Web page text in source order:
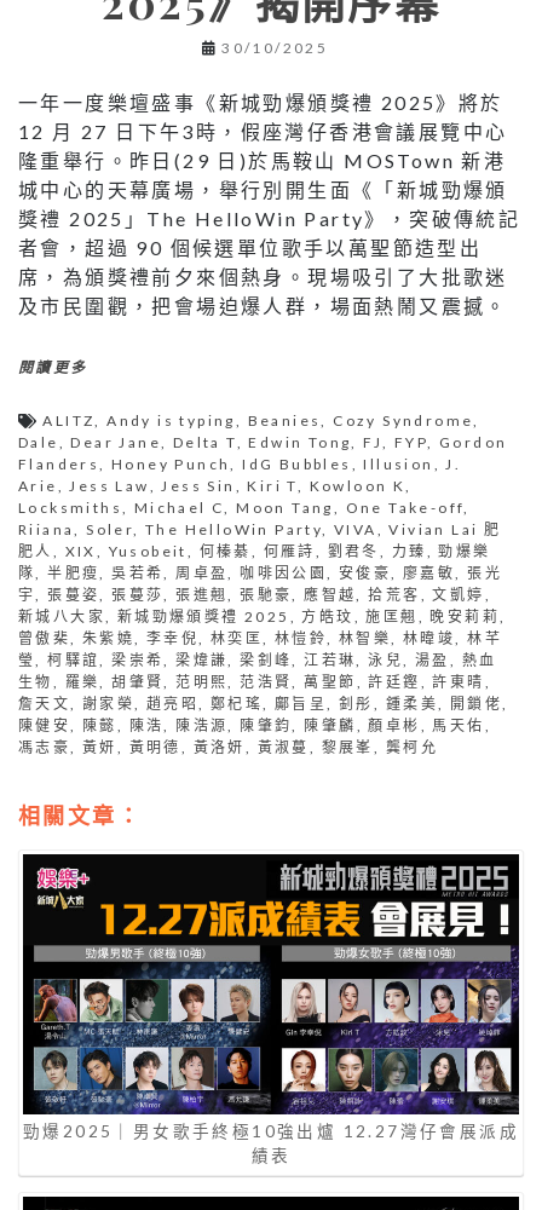
30/10/2025
一年一度樂壇盛事《新城勁爆頒獎禮 2025》將於
12 月 27 日下午3時，假座灣仔香港會議展覽中心
隆重舉行。昨日(29 日)於馬鞍山 MOSTown 新港
城中心的天幕廣場，舉行別開生面《「新城勁爆頒
獎禮 2025」The HelloWin Party》，突破傳統記
者會，超過 90 個候選單位歌手以萬聖節造型出
席，為頒獎禮前夕來個熱身。現場吸引了大批歌迷
及市民圍觀，把會場迫爆人群，場面熱鬧又震撼。
閱讀更多
ALITZ,Andy is typing , Beanies, Cozy Syndrome,
Dale ,Dear Jane, Delta T,Edwin Tong,FJ, FYP, Gordon
Flanders,Honey Punch,IdG Bubbles ,Illusion ,J.
Arie ,Jess Law ,Jess Sin ,Kiri T, Kowloon K,
Locksmiths, Michael C,Moon Tang , One Take-off,
Riiana,Soler,The HelloWin Party,VIVA ,Vivian Lai 肥
肥人 , XIX , Yusobeit , 何榛綦 , 何雁詩 , 劉君冬 , 力臻 ,勁爆樂
隊,半肥瘦,吳若希,周卓盈, 咖啡因公園,安俊豪,廖嘉敏,張光
宇,張蔓姿,張蔓莎,張進翹,張馳豪,應智越,拾荒客 ,文凱婷 ,
新城八大家, 新城勁爆頒獎禮 2025 ,方皓玟 ,施匡翹 , 晚安莉莉,
曾傲棐,朱紫嬈,李幸倪,林奕匡,林愷鈴,林智樂,林暐竣,林芊
瑩,柯驛誼,梁崇希,梁煒謙,梁釗峰,江若琳,泳兒, 湯盈 , 熱血
生物 , 羅樂,胡肇賢,范明熙,范浩賢,萬聖節 ,許廷鏗 ,許東晴 ,
詹天文,謝家榮,趙亮昭,鄭杞瑤,鄺旨呈,釗彤 , 鍾柔美, 開鎖佬,
陳健安, 陳懿 , 陳浩, 陳浩源, 陳肇鈞, 陳肇麟 ,顏卓彬 , 馬天佑 ,
馮志豪,黃妍 , 黃明德 , 黃洛妍 , 黃淑蔓 , 黎展峯 , 龔柯允
相關文章：
勁爆2025｜男女歌手終極10強出爐 12.27灣仔會展派成
績表